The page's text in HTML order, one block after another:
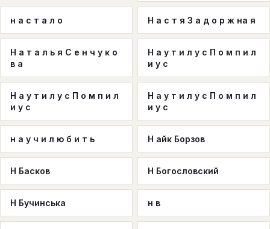
н а с т а л о Н а с т я З а д о р ж на я
Н а т а л ь я С е н ч у к о
в а
Н а у т и л у с П о м п и л
и у с
Н а у т и л у с П о м п и л
и у с
Н а у т и л у с П о м п и л
и у с
н а у ч и л ю б и т ь Н айк Борзов
Н Басков Н Богословский
Н Бучинська н в